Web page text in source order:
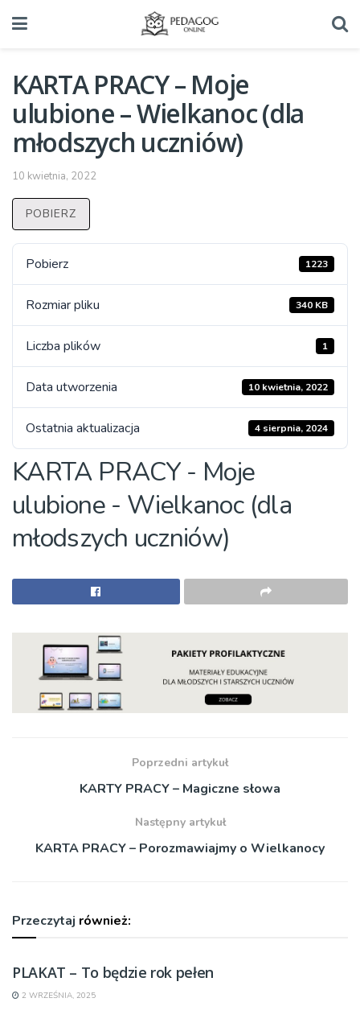
KARTA PRACY – Moje
ulubione – Wielkanoc (dla
młodszych uczniów)
10 kwietnia, 2022
POBIERZ
Pobierz 1223
Rozmiar pliku 340 KB
Liczba plików 1
Data utworzenia 10 kwietnia, 2022
Ostatnia aktualizacja 4 sierpnia, 2024
KARTA PRACY - Moje
ulubione - Wielkanoc (dla
młodszych uczniów)
Poprzedni artykuł
KARTY PRACY – Magiczne słowa
Następny artykuł
KARTA PRACY – Porozmawiajmy o Wielkanocy
Przeczytaj również:
PLAKAT – To będzie rok pełen
2 WRZEŚNIA, 2025